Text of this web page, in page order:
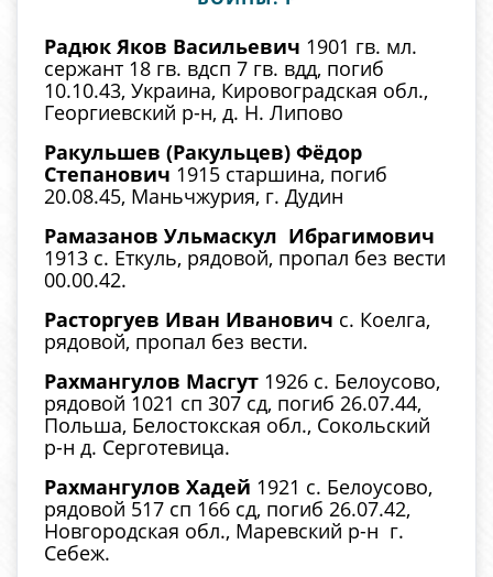
Радюк Яков Васильевич 1901 гв. мл.
сержант 18 гв. вдсп 7 гв. вдд, погиб
10.10.43, Украина, Кировоградская обл.,
Георгиевский р-н, д. Н. Липово
Ракульшев (Ракульцев) Фёдор
Степанович 1915 старшина, погиб
20.08.45, Маньчжурия, г. Дудин
Рамазанов Ульмаскул Ибрагимович
1913 с. Еткуль, рядовой, пропал без вести
00.00.42.
Расторгуев Иван Иванович с. Коелга,
рядовой, пропал без вести.
Рахмангулов Масгут 1926 с. Белоусово,
рядовой 1021 сп 307 сд, погиб 26.07.44,
Польша, Белостокская обл., Сокольский
р-н д. Серготевица.
Рахмангулов Хадей 1921 с. Белоусово,
рядовой 517 сп 166 сд, погиб 26.07.42,
Новгородская обл., Маревский р-н г.
Себеж.